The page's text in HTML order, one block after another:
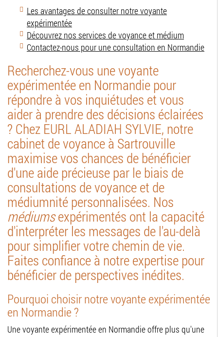
Les avantages de consulter notre voyante
expérimentée
Découvrez nos services de voyance et médium
Contactez-nous pour une consultation en Normandie
Recherchez-vous une voyante
expérimentée en Normandie pour
répondre à vos inquiétudes et vous
aider à prendre des décisions éclairées
? Chez EURL ALADIAH SYLVIE, notre
cabinet de voyance à Sartrouville
maximise vos chances de bénéficier
d'une aide précieuse par le biais de
consultations de voyance et de
médiumnité personnalisées. Nos
médiumsexpérimentés ont la capacité
d'interpréter les messages de l'au-delà
pour simplifier votre chemin de vie.
Faites confiance à notre expertise pour
bénéficier de perspectives inédites.
Pourquoi choisir notre voyante expérimentée
en Normandie ?
Une voyante expérimentée en Normandie offre plus qu'une